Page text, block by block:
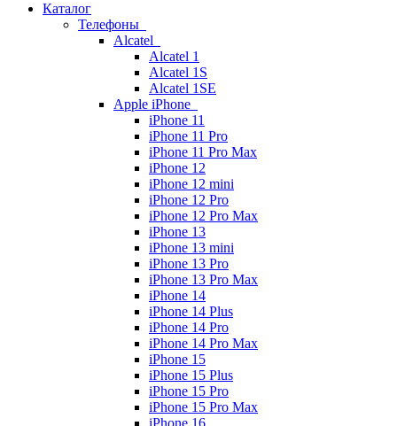
Каталог
Телефоны
Alcatel
Alcatel 1
Alcatel 1S
Alcatel 1SE
Apple iPhone
iPhone 11
iPhone 11 Pro
iPhone 11 Pro Max
iPhone 12
iPhone 12 mini
iPhone 12 Pro
iPhone 12 Pro Max
iPhone 13
iPhone 13 mini
iPhone 13 Pro
iPhone 13 Pro Max
iPhone 14
iPhone 14 Plus
iPhone 14 Pro
iPhone 14 Pro Max
iPhone 15
iPhone 15 Plus
iPhone 15 Pro
iPhone 15 Pro Max
iPhone 16